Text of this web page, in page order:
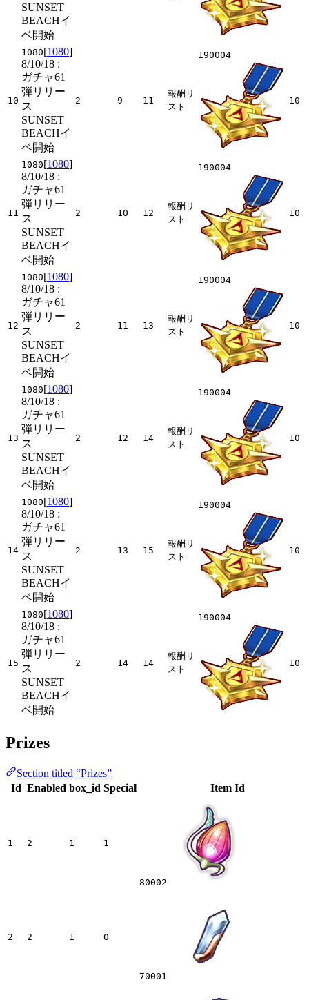
SUNSET
BEACHイ
ベ開始
10
1080[1080]
8/10/18 :
ガチャ61
弾リリー
ス
SUNSET
BEACHイ
ベ開始
2 9 11
報酬リ
スト
190004
10
11
1080[1080]
8/10/18 :
ガチャ61
弾リリー
ス
SUNSET
BEACHイ
ベ開始
2 10 12
報酬リ
スト
190004
10
12
1080[1080]
8/10/18 :
ガチャ61
弾リリー
ス
SUNSET
BEACHイ
ベ開始
2 11 13
報酬リ
スト
190004
10
13
1080[1080]
8/10/18 :
ガチャ61
弾リリー
ス
SUNSET
BEACHイ
ベ開始
2 12 14
報酬リ
スト
190004
10
14
1080[1080]
8/10/18 :
ガチャ61
弾リリー
ス
SUNSET
BEACHイ
ベ開始
2 13 15
報酬リ
スト
190004
10
15
1080[1080]
8/10/18 :
ガチャ61
弾リリー
ス
SUNSET
BEACHイ
ベ開始
2 14 14
報酬リ
スト
190004
10
Prizes
Section titled “Prizes”
Id Enabled box_id Special Item Id
1 2 1 1
80002
2 2 1 0
70001